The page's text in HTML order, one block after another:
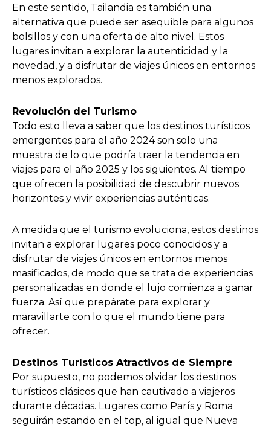
En este sentido, Tailandia es también una
alternativa que puede ser asequible para algunos
bolsillos y con una oferta de alto nivel. Estos
lugares invitan a explorar la autenticidad y la
novedad, y a disfrutar de viajes únicos en entornos
menos explorados.
Revolución del Turismo
Todo esto lleva a saber que los destinos turísticos
emergentes para el año 2024 son solo una
muestra de lo que podría traer la tendencia en
viajes para el año 2025 y los siguientes. Al tiempo
que ofrecen la posibilidad de descubrir nuevos
horizontes y vivir experiencias auténticas.
A medida que el turismo evoluciona, estos destinos
invitan a explorar lugares poco conocidos y a
disfrutar de viajes únicos en entornos menos
masificados, de modo que se trata de experiencias
personalizadas en donde el lujo comienza a ganar
fuerza. Así que prepárate para explorar y
maravillarte con lo que el mundo tiene para
ofrecer.
Destinos Turísticos Atractivos de Siempre
Por supuesto, no podemos olvidar los destinos
turísticos clásicos que han cautivado a viajeros
durante décadas. Lugares como París y Roma
seguirán estando en el top, al igual que Nueva